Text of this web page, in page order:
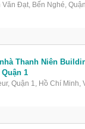
Văn Đạt, Bến Nghé,
Thanh Niên
1
Quận 1, Hồ Chí Minh,